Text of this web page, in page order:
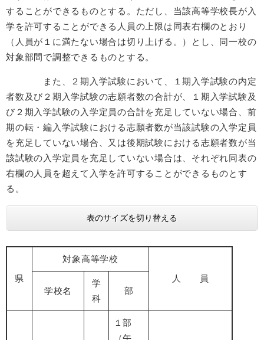
することができるものとする。ただし、当該高等学校長が入
学を許可することができる人員の上限は同表右欄のとおり
（人員が１に満たない場合は切り上げる。）とし、同一校の
対象部間で調整できるものとする。
また、２期入学試験において、１期入学試験の内定
者数及び２期入学試験の志願者数の合計が、１期入学試験及
び２期入学試験の入学定員の合計を充足していない場合、前
期の転・編入学試験における志願者数が当該試験の入学定員
を充足していない場合、又は後期試験における志願者数が当
該試験の入学定員を充足していない場合は、それぞれ同表の
右欄の人員を超えて入学を許可することができるものとす
る。
表のサイズを切り替える
県
対象高等学校
人 員
学校名
学
科
部
１部